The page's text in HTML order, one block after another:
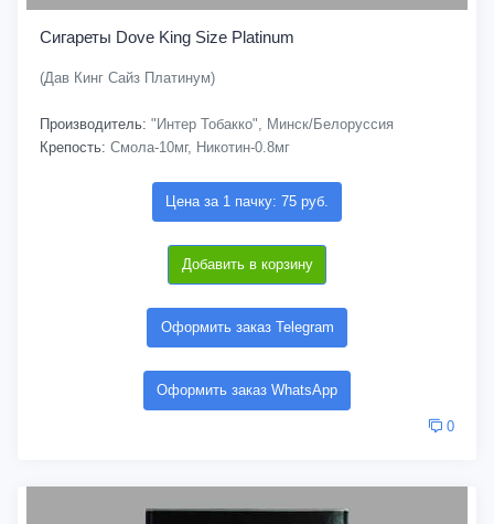
Сигареты Dove King Size Platinum
(Дав Кинг Сайз Платинум)
Производитель: "Интер Тобакко", Минск/Белоруссия
Крепость: Смола-10мг, Никотин-0.8мг
Цена за 1 пачку: 75 руб.
Добавить в корзину
Оформить заказ Telegram
Оформить заказ WhatsApp
0